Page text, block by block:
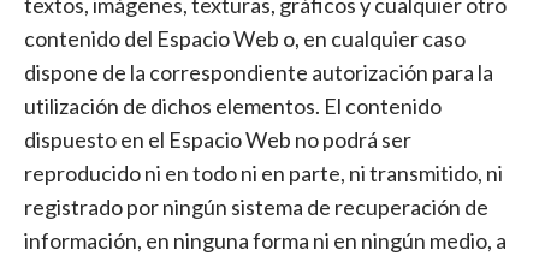
contenido del Espacio Web o, en cualquier caso
dispone de la correspondiente autorización para la
utilización de dichos elementos. El contenido
dispuesto en el Espacio Web no podrá ser
reproducido ni en todo ni en parte, ni transmitido, ni
registrado por ningún sistema de recuperación de
información, en ninguna forma ni en ningún medio, a